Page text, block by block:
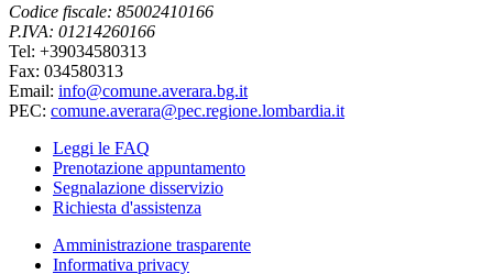
Codice fiscale: 85002410166
P.IVA: 01214260166
Tel: +39034580313
Fax: 034580313
Email: info@comune.averara.bg.it
PEC: comune.averara@pec.regione.lombardia.it
Leggi le FAQ
Prenotazione appuntamento
Segnalazione disservizio
Richiesta d'assistenza
Amministrazione trasparente
Informativa privacy